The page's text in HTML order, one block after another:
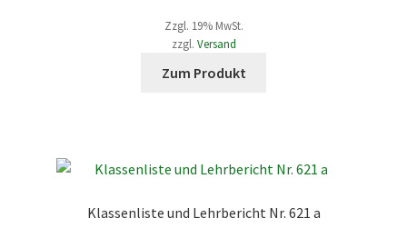
Zzgl. 19% MwSt.
zzgl. Versand
Zum Produkt
auf.
Optionen
Klassenliste und Lehrbericht Nr. 621 a